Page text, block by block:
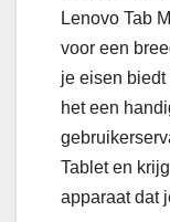
Lenovo Tab
voor een
je eisen
het een
Tablet en
apparaat dat